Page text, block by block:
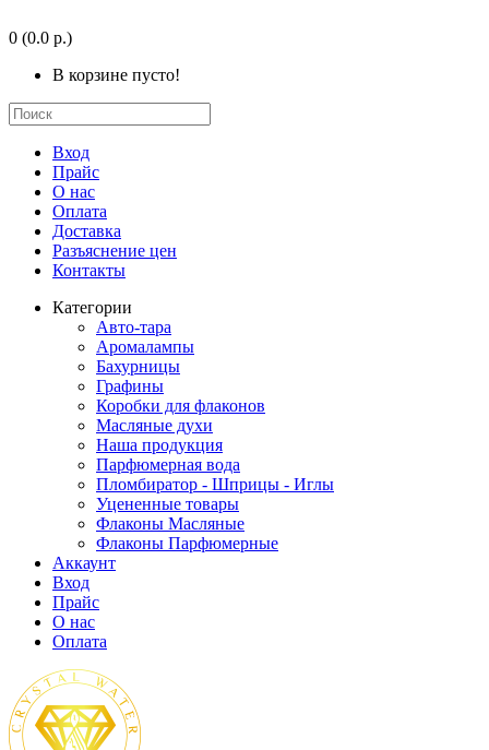
0 (0.0 р.)
В корзине пусто!
Вход
Прайс
О нас
Оплата
Доставка
Разъяснение цен
Контакты
Категории
Авто-тара
Аромалампы
Бахурницы
Графины
Коробки для флаконов
Масляные духи
Наша продукция
Парфюмерная вода
Пломбиратор - Шприцы - Иглы
Уцененные товары
Флаконы Масляные
Флаконы Парфюмерные
Аккаунт
Вход
Прайс
О нас
Оплата